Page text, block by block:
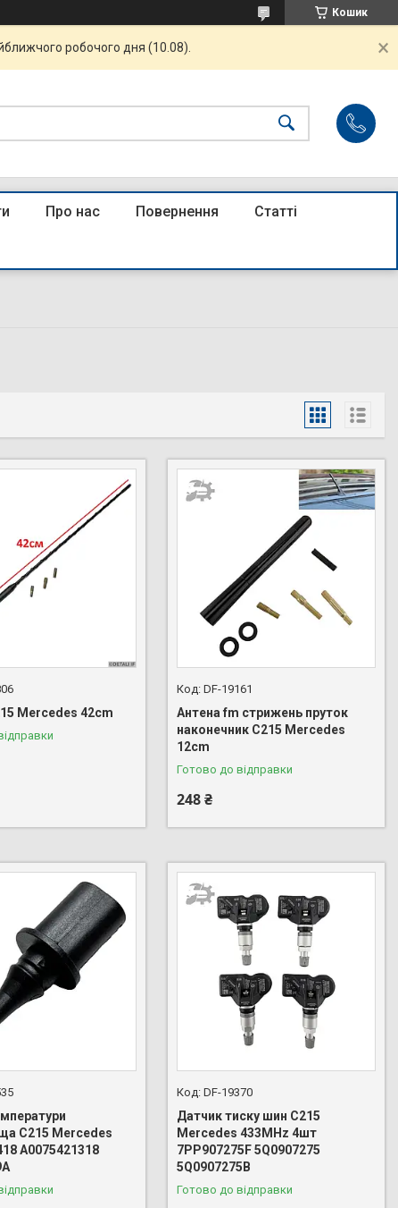
Кошик
робочого дня (10.08).
Про нас Повернення Статті
Mercedes 42cm
DF-19161
Антена fm стрижень пруток
наконечник C215 Mercedes
12cm
Готово до відправки
248 ₴
C215 Mercedes
A0075421318
DF-19370
Датчик тиску шин C215
Mercedes 433MHz 4шт
7PP907275F 5Q0907275
5Q0907275B
Готово до відправки